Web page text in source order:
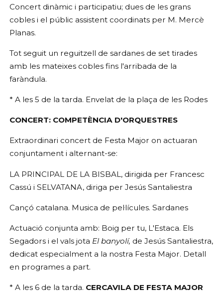
Concert dinàmic i participatiu; dues de les grans
cobles i el públic assistent coordinats per M. Mercè
Planas.
Tot seguit un reguitzell de sardanes de set tirades
amb les mateixes cobles fins l'arribada de la
faràndula.
* A les 5 de la tarda. Envelat de la plaça de les Rodes
CONCERT: COMPETÈNCIA D'ORQUESTRES
Extraordinari concert de Festa Major on actuaran
conjuntament i alternant-se:
LA PRINCIPAL DE LA BISBAL, dirigida per Francesc
Cassú i SELVATANA, diriga per Jesús Santaliestra
Cançó catalana. Musica de pel·lícules. Sardanes
Actuació conjunta amb: Boig per tu, L'Estaca. Els
Segadors i el vals jota El banyolí, de Jesús Santaliestra,
dedicat especialment a la nostra Festa Major. Detall
en programes a part.
* A les 6 de la tarda. CERCAVILA DE FESTA MAJOR